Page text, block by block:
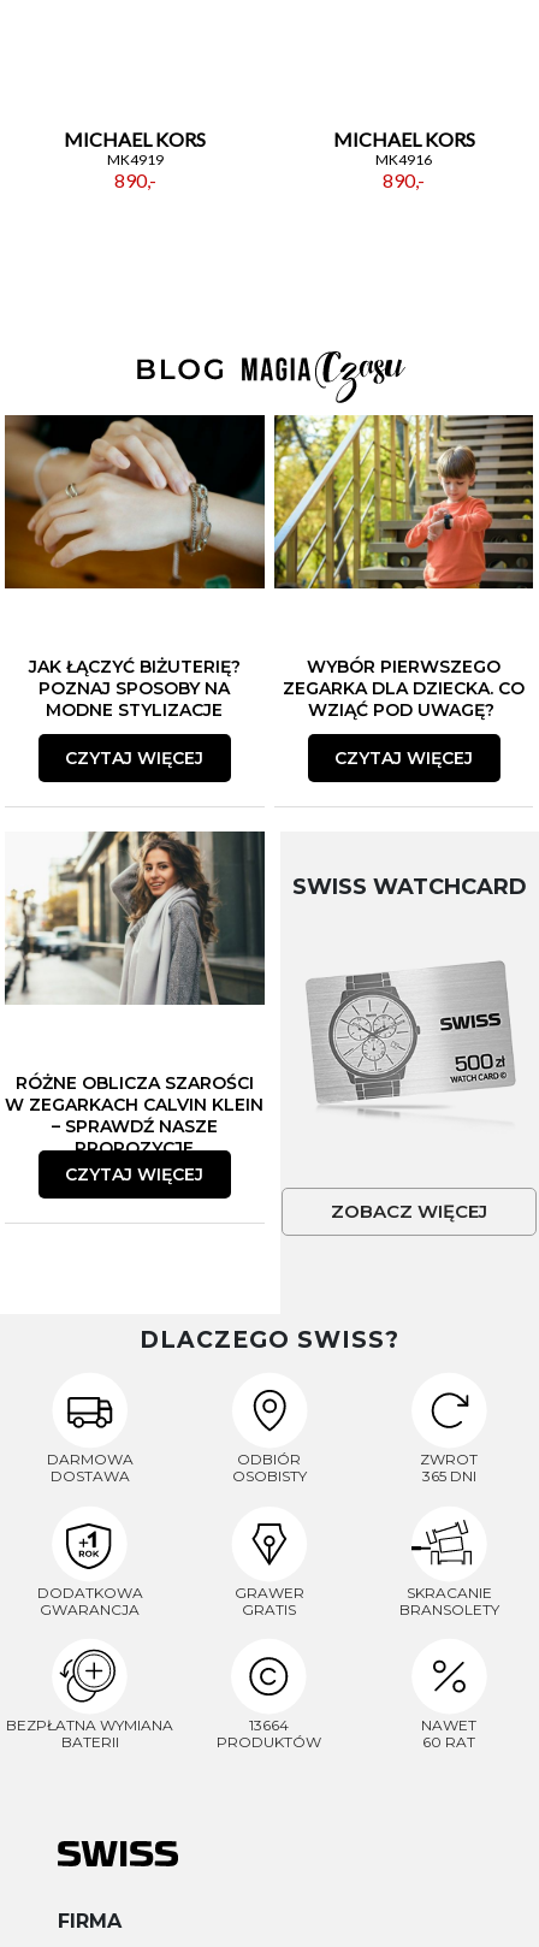
MICHAEL KORS
MK4919
890,-
MICHAEL KORS
MK4916
890,-
JAK ŁĄCZYĆ BIŻUTERIĘ?
POZNAJ SPOSOBY NA
MODNE STYLIZACJE
CZYTAJ WIĘCEJ
WYBÓR PIERWSZEGO
ZEGARKA DLA DZIECKA. CO
WZIĄĆ POD UWAGĘ?
CZYTAJ WIĘCEJ
RÓŻNE OBLICZA SZAROŚCI
W ZEGARKACH CALVIN KLEIN
– SPRAWDŹ NASZE
PROPOZYCJE
CZYTAJ WIĘCEJ
SWISS WATCHCARD
ZOBACZ WIĘCEJ
DLACZEGO SWISS?
DARMOWA
DOSTAWA
ODBIÓR
OSOBISTY
ZWROT
365 DNI
DODATKOWA
GWARANCJA
GRAWER
GRATIS
SKRACANIE
BRANSOLETY
BEZPŁATNA WYMIANA
BATERII
13664
PRODUKTÓW
NAWET
60 RAT
FIRMA
Płeć
Polityka prywatności